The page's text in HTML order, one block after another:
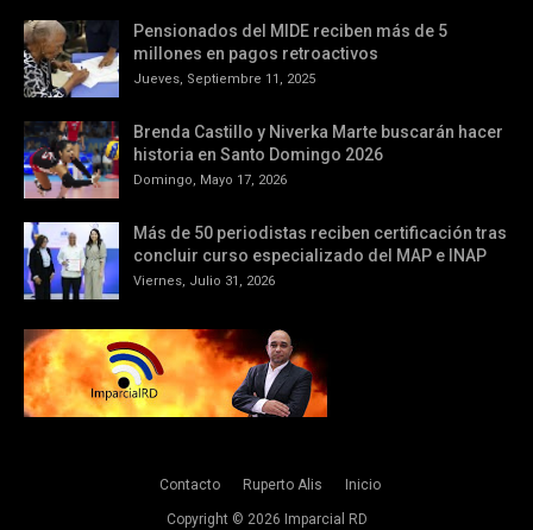
Pensionados del MIDE reciben más de 5
millones en pagos retroactivos
Jueves, Septiembre 11, 2025
Brenda Castillo y Niverka Marte buscarán hacer
historia en Santo Domingo 2026
Domingo, Mayo 17, 2026
Más de 50 periodistas reciben certificación tras
concluir curso especializado del MAP e INAP
Viernes, Julio 31, 2026
Contacto Ruperto Alis Inicio
Copyright © 2026 Imparcial RD